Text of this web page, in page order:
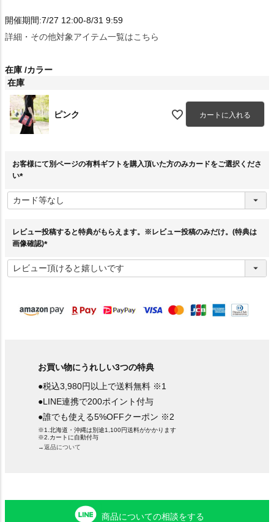
開催期間:7/27 12:00-8/31 9:59
詳細・その他対象アイテム一覧はこちら
在庫 カラー
在庫
ピンク カートに入れる
お客様にて別ページの有料ギフトを購入頂いた方のみカードをご選択くださ
い
必
須
レビュー投稿すると特典がもらえます。※レビュー投稿のみだけ。(特典は
画像確認)
必
須
お買い物にうれしい3つの特典
●税込3,980円以上で送料無料 ※1
●LINE連携で200ポイント付与
●誰でも使える5%OFFクーポン ※2
※1.北海道・沖縄は別途1,100円送料がかかります
※2.カートに自動付与
→返品について
商品についての相談をする